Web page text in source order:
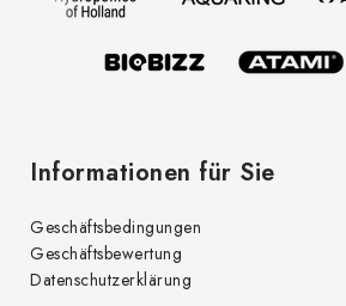
Informationen für Sie
Geschäftsbedingungen
Geschäftsbewertung
Datenschutzerklärung